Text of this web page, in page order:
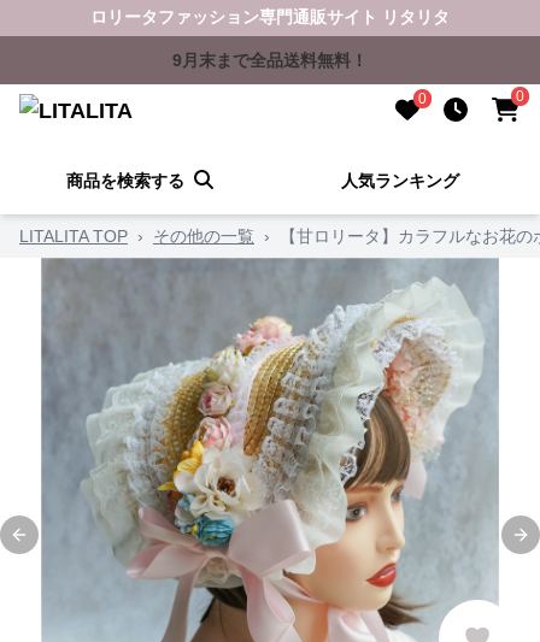
ロリータファッション専門通販サイト リタリタ
9月末まで全品送料無料！
0 0
商品を検索する 人気ランキング
LITALITA TOP › その他の一覧 › 【甘ロリータ】カラフルなお花
Previous slide